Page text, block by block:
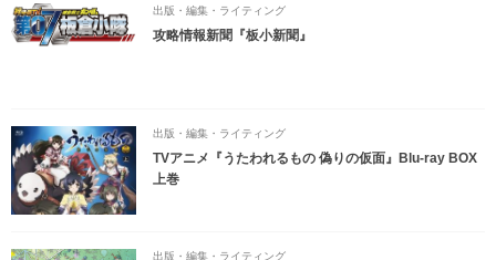
出版・編集・ライティング
攻略情報新聞『板小新聞』
出版・編集・ライティング
TVアニメ『うたわれるもの 偽りの仮面』Blu-ray BOX
上巻
出版・編集・ライティング